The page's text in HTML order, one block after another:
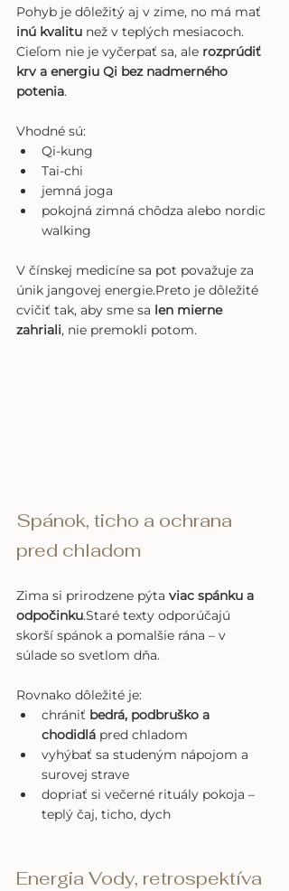
Pohyb je dôležitý aj v zime, no má mať
inú kvalitu než v teplých mesiacoch.
Cieľom nie je vyčerpať sa, ale rozprúdiť
krv a energiu Qi bez nadmerného
potenia.
Vhodné sú:
Qi-kung
Tai-chi
jemná joga
pokojná zimná chôdza alebo nordic
walking
V čínskej medicíne sa pot považuje za
únik jangovej energie.Preto je dôležité
cvičiť tak, aby sme sa len mierne
zahriali, nie premokli potom.
Spánok, ticho a ochrana
pred chladom
Zima si prirodzene pýta viac spánku a
odpočinku.Staré texty odporúčajú
skorší spánok a pomalšie rána – v
súlade so svetlom dňa.
Rovnako dôležité je:
chrániť bedrá, podbruško a
chodidlá pred chladom
vyhýbať sa studeným nápojom a
surovej strave
dopriať si večerné rituály pokoja –
teplý čaj, ticho, dych
Energia Vody, retrospektíva